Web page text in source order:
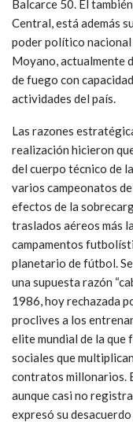
Balcarce 50. El
Central, está además
poder político nacional
Moyano, actualmente
de fuego con
actividades del país.
Las razones
realización hicieron
del cuerpo técnico de
varios campeonatos
efectos de la
traslados aéreos más
campamentos
planetario de fútbol.
una supuesta razón
1986, hoy rechazada
proclives a los
elite mundial de la que
sociales que
contratos millonarios.
aunque casi no
expresó su